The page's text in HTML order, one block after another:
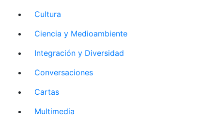
Cultura
Ciencia y Medioambiente
Integración y Diversidad
Conversaciones
Cartas
Multimedia